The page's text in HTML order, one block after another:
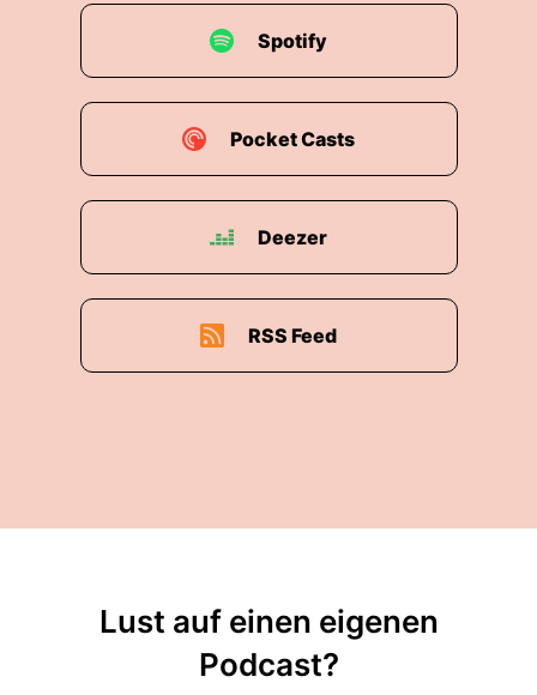
Spotify
Pocket Casts
Deezer
RSS Feed
Lust auf einen eigenen
Podcast?